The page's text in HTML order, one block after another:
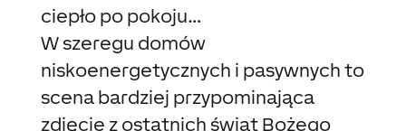
ciepło po pokoju…
W szeregu domów
niskoenergetycznych i pasywnych to
scena bardziej przypominająca
zdjęcie z ostatnich świąt Bożego